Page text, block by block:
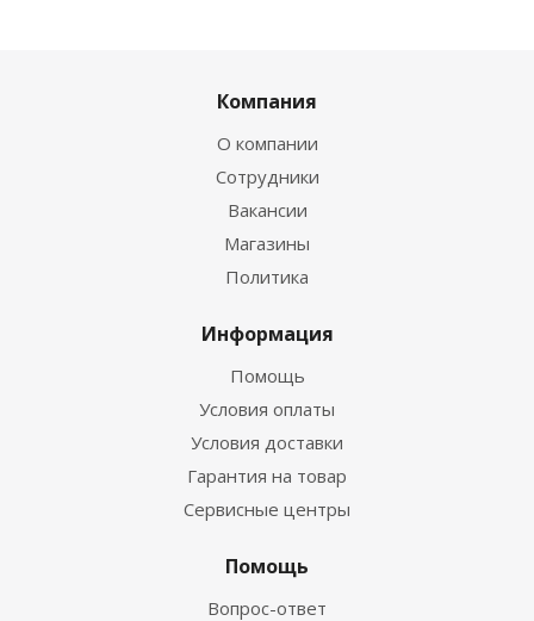
Компания
О компании
Сотрудники
Вакансии
Магазины
Политика
Информация
Помощь
Условия оплаты
Условия доставки
Гарантия на товар
Сервисные центры
Помощь
Вопрос-ответ